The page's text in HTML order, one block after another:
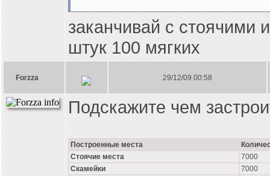
заканчивай с стоячими
штук 100 мягких
Forzza 29/12/09 00:58
Подскажите чем
Построенные места
Стоячие места
7000
Скамейки
7000